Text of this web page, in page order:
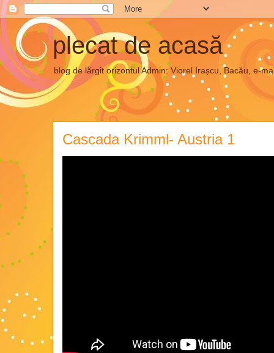
plecat de acasă
blog de lărgit orizontul Admin: Viorel Irașcu, Bacău, e-
Cascada Krimml- Austria 1